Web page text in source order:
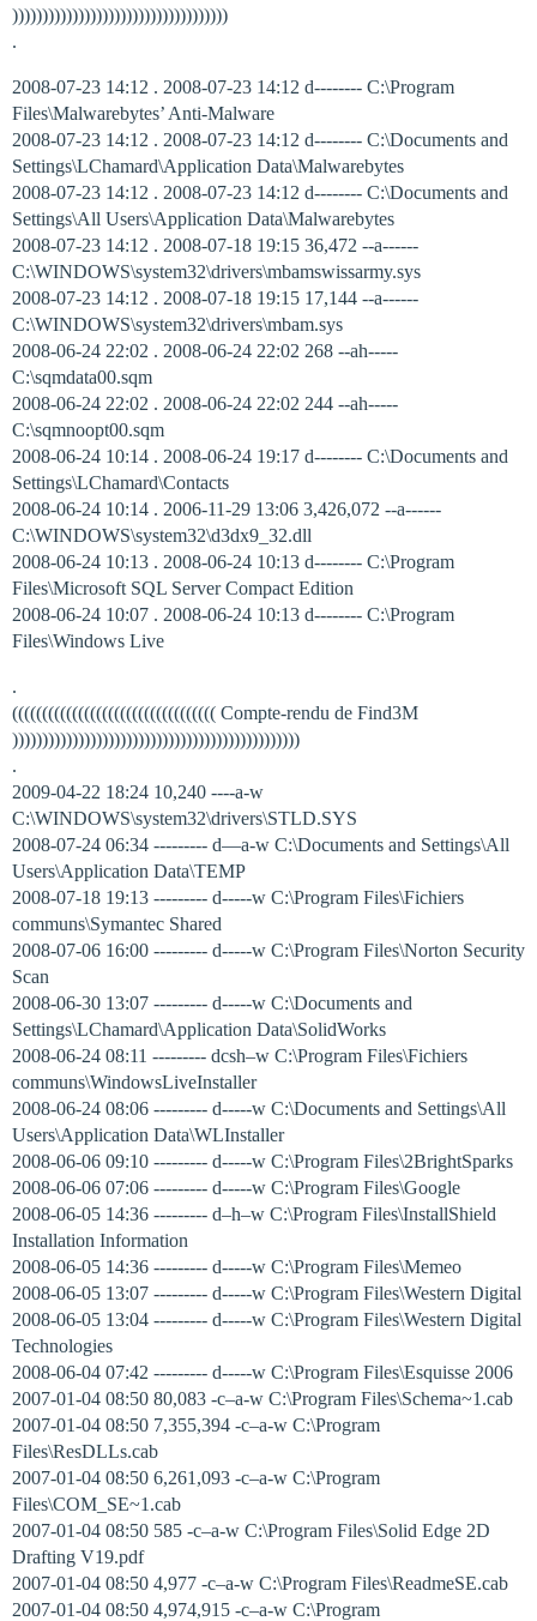
))))))))))))))))))))))))))))))))))))
.
2008-07-23 14:12 . 2008-07-23 14:12 d-------- C:\Program
Files\Malwarebytes’ Anti-Malware
2008-07-23 14:12 . 2008-07-23 14:12 d-------- C:\Documents and
Settings\LChamard\Application Data\Malwarebytes
2008-07-23 14:12 . 2008-07-23 14:12 d-------- C:\Documents and
Settings\All Users\Application Data\Malwarebytes
2008-07-23 14:12 . 2008-07-18 19:15 36,472 --a------
C:\WINDOWS\system32\drivers\mbamswissarmy.sys
2008-07-23 14:12 . 2008-07-18 19:15 17,144 --a------
C:\WINDOWS\system32\drivers\mbam.sys
2008-06-24 22:02 . 2008-06-24 22:02 268 --ah-----
C:\sqmdata00.sqm
2008-06-24 22:02 . 2008-06-24 22:02 244 --ah-----
C:\sqmnoopt00.sqm
2008-06-24 10:14 . 2008-06-24 19:17 d-------- C:\Documents and
Settings\LChamard\Contacts
2008-06-24 10:14 . 2006-11-29 13:06 3,426,072 --a------
C:\WINDOWS\system32\d3dx9_32.dll
2008-06-24 10:13 . 2008-06-24 10:13 d-------- C:\Program
Files\Microsoft SQL Server Compact Edition
2008-06-24 10:07 . 2008-06-24 10:13 d-------- C:\Program
Files\Windows Live
.
(((((((((((((((((((((((((((((((((( Compte-rendu de Find3M
))))))))))))))))))))))))))))))))))))))))))))))))
.
2009-04-22 18:24 10,240 ----a-w
C:\WINDOWS\system32\drivers\STLD.SYS
2008-07-24 06:34 --------- d—a-w C:\Documents and Settings\All
Users\Application Data\TEMP
2008-07-18 19:13 --------- d-----w C:\Program Files\Fichiers
communs\Symantec Shared
2008-07-06 16:00 --------- d-----w C:\Program Files\Norton Security
Scan
2008-06-30 13:07 --------- d-----w C:\Documents and
Settings\LChamard\Application Data\SolidWorks
2008-06-24 08:11 --------- dcsh–w C:\Program Files\Fichiers
communs\WindowsLiveInstaller
2008-06-24 08:06 --------- d-----w C:\Documents and Settings\All
Users\Application Data\WLInstaller
2008-06-06 09:10 --------- d-----w C:\Program Files\2BrightSparks
2008-06-06 07:06 --------- d-----w C:\Program Files\Google
2008-06-05 14:36 --------- d–h–w C:\Program Files\InstallShield
Installation Information
2008-06-05 14:36 --------- d-----w C:\Program Files\Memeo
2008-06-05 13:07 --------- d-----w C:\Program Files\Western Digital
2008-06-05 13:04 --------- d-----w C:\Program Files\Western Digital
Technologies
2008-06-04 07:42 --------- d-----w C:\Program Files\Esquisse 2006
2007-01-04 08:50 80,083 -c–a-w C:\Program Files\Schema~1.cab
2007-01-04 08:50 7,355,394 -c–a-w C:\Program
Files\ResDLLs.cab
2007-01-04 08:50 6,261,093 -c–a-w C:\Program
Files\COM_SE~1.cab
2007-01-04 08:50 585 -c–a-w C:\Program Files\Solid Edge 2D
Drafting V19.pdf
2007-01-04 08:50 4,977 -c–a-w C:\Program Files\ReadmeSE.cab
2007-01-04 08:50 4,974,915 -c–a-w C:\Program